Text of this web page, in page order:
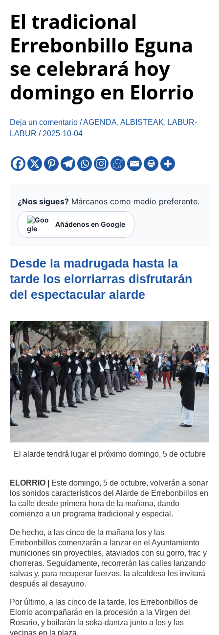
El tradicional
Errebonbillo Eguna
se celebrará hoy
domingo en Elorrio
Deja un comentario /AGENDA, ALBISTEAK, LABUR-
LABUR / 2025-10-04
¿Nos sigues? Márcanos como medio preferente.
Añádenos en Google
Desde la madrugada hasta la
tarde los elorriarras disfrutarán
del espectacular alarde
El alarde tendrá lugar el próximo domingo, 5 de octubre
ELORRIO |
Este domingo, 5 de octubre, volverán a sonar
los sonidos característicos del Alarde de Errebonbillos en
la calle desde primera hora de la mañana, dando
comienzo a un programa tradicional y especial.
De hecho, a las cinco de la mañana los y las
Errebonbillos comenzarán a lanzar en el Ayuntamiento
municiones sin proyectiles, ataviados con su gorro, frac y
chorreras. Seguidamente, recorrerán las calles lanzando
salvas y, para recuperar fuerzas, la alcaldesa les invitará
después al desayuno.
Por último, a las cinco de la tarde, los Errebonbillos de
Elorrio acompañarán en la procesión a la Virgen del
Rosario, y bailarán la soka-dantza junto a los y las
vecinas en la plaza.